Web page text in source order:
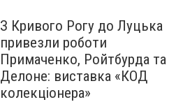
З Кривого Рогу до Луцька
привезли роботи
Примаченко, Ройтбурда та
Делоне: виставка «КОД
колекціонера»